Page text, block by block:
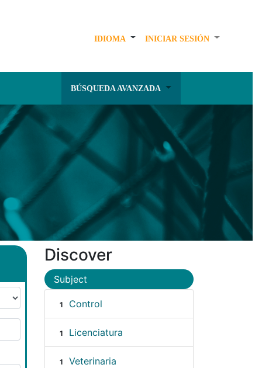
IDIOMA INICIAR SESIÓN
BÚSQUEDA AVANZADA
Discover
Subject
1 Control
1 Licenciatura
1 Veterinaria